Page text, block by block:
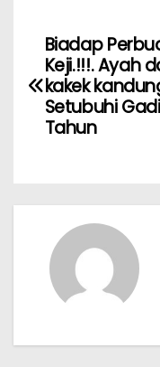
Biadap
Keji.!!!. Ayah
kakek
Setubuhi
Tahun